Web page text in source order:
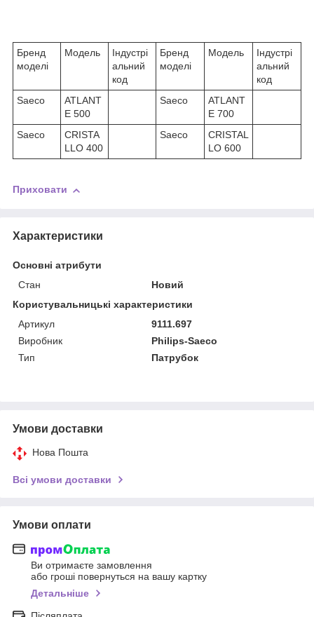
Бренд
моделі
Модель
Індустрі
альний
код
Бренд
моделі
Модель
Індустрі
альний
код
Saeco
ATLANT
E 500
Saeco
ATLANT
E 700
Saeco
CRISTA
LLO 400
Saeco
CRISTAL
LO 600
Приховати
Характеристики
Основні атрибути
Стан
Новий
Користувальницькі характеристики
Артикул
9111.697
Виробник
Philips-Saeco
Тип
Патрубок
Умови доставки
Нова Пошта
Всі умови доставки
Умови оплати
Ви отримаєте замовлення
або гроші повернуться на вашу картку
Детальніше